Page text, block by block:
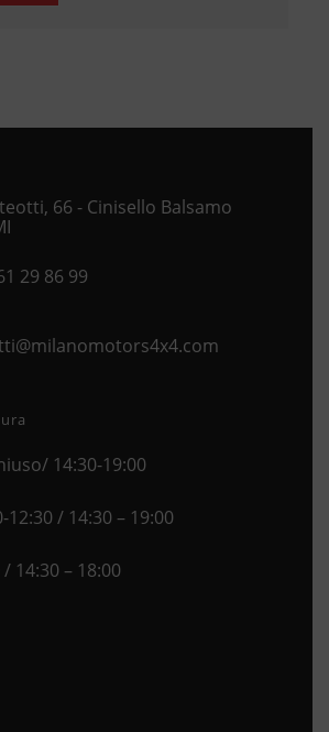
66 - Cinisello Balsamo
29 86 99
Opens
14:30-19:00
12:30 / 14:30 – 19:00
14:30 – 18:00